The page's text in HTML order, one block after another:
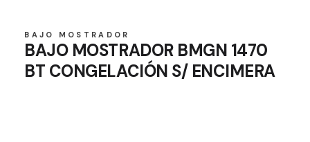
BAJO MOSTRADOR
BAJO MOSTRADOR BMGN 1470
BT CONGELACIÓN S/ ENCIMERA